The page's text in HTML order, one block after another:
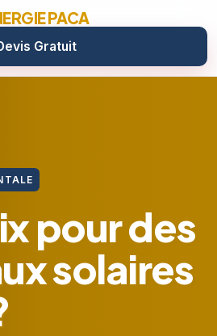
PACA
Gratuit
pour des
solaires